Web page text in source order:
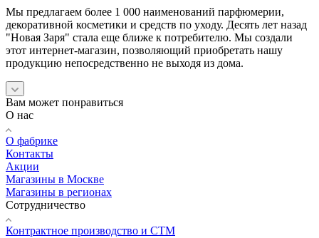
Мы предлагаем более 1 000 наименований парфюмерии,
декоративной косметики и средств по уходу. Десять лет назад
"Новая Заря" стала еще ближе к потребителю. Мы создали
этот интернет-магазин, позволяющий приобретать нашу
продукцию непосредственно не выходя из дома.
Вам может понравиться
О нас
О фабрике
Контакты
Акции
Магазины в Москве
Магазины в регионах
Сотрудничество
Контрактное производство и СТМ